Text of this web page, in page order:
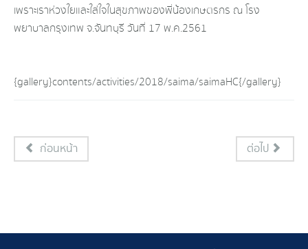
เพราะเราห่วงใยและใส่ใจในสุขภาพของพี่น้องเกษตรกร ณ โรง
พยาบาลกรุงเทพ จ.จันทบุรี วันที่ 17 พ.ค.2561
{gallery}contents/activities/2018/saima/saimaHC{/gallery}
ก่อนหน้า ต่อไป